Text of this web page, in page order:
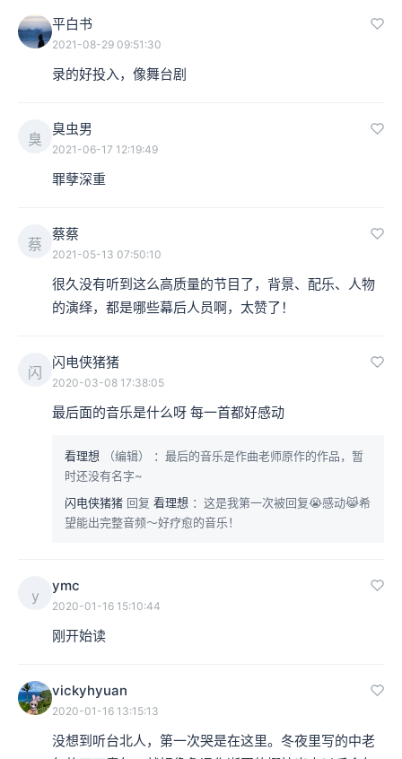
平白书
2021-08-29 09:51:30
录的好投入，像舞台剧
臭
臭虫男
2021-06-17 12:19:49
罪孽深重
蔡
蔡蔡
2021-05-13 07:50:10
很久没有听到这么高质量的节目了，背景、配乐、人物
的演绎，都是哪些幕后人员啊，太赞了！
闪
闪电侠猪猪
2020-03-08 17:38:05
最后面的音乐是什么呀 每一首都好感动
看理想 （编辑）
：最后的音乐是作曲老师原作的作品，暂
时还没有名字~
闪电侠猪猪 回复 看理想 ：这是我第一次被回复😭感动😹希
望能出完整音频～好疗愈的音乐！
y
ymc
2020-01-16 15:10:44
刚开始读
vickyhyuan
2020-01-16 13:15:13
没想到听台北人，第一次哭是在这里。冬夜里写的中老